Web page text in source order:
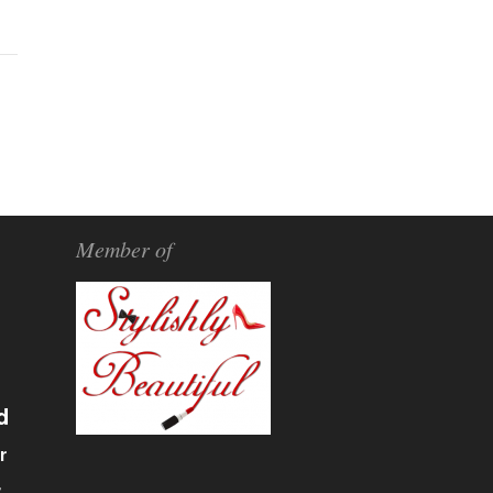
Member of